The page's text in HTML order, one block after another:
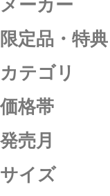
メーカー
限定品・特典
カテゴリ
価格帯
発売月
サイズ